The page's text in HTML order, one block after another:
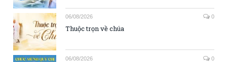
06/08/2026 0
Thuộc trọn về chúa
06/08/2026 0